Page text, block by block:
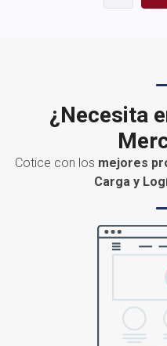
¿Necesita
Cotice con los mejores
Carga y